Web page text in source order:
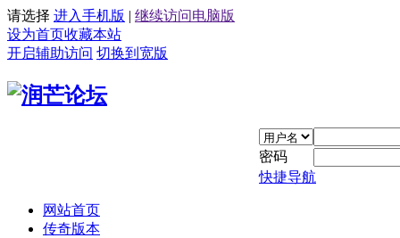
请选择 进入手机版 | 继续访问电脑版
设为首页收藏本站
开启辅助访问 切换到宽版
密码
快捷导航
网站首页
传奇版本